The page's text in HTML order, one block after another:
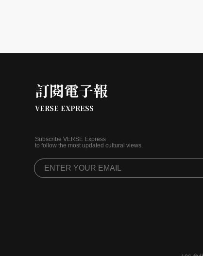
訂閱電子報
VERSE EXPRESS
Subscribe VERSE Express
to follow the most updated cultural views.